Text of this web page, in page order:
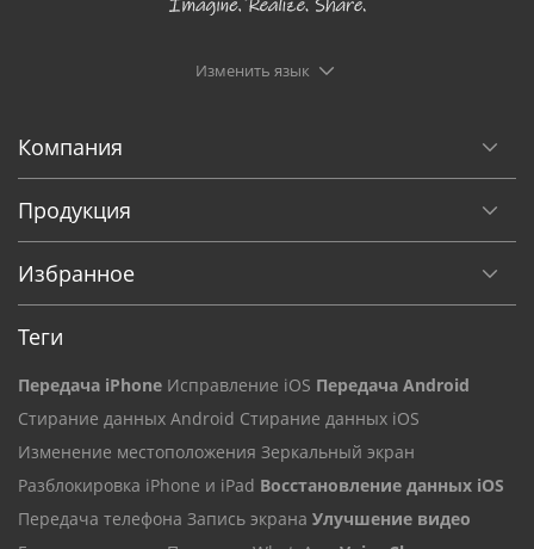
Компания
Продукция
Избранное
Передача iPhone Исправление iOS Передача Android
Стирание данных Android Стирание данных iOS
Изменение местоположения Зеркальный экран
Разблокировка iPhone и iPad Восстановление данных iOS